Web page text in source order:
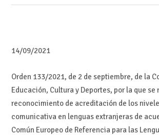
14/09/2021
Orden 133/2021, de 2 de septiembre, de la
Educación, Cultura y Deportes, por la que se
reconocimiento de acreditación de los
comunicativa en lenguas extranjeras de
Común Europeo de Referencia para las